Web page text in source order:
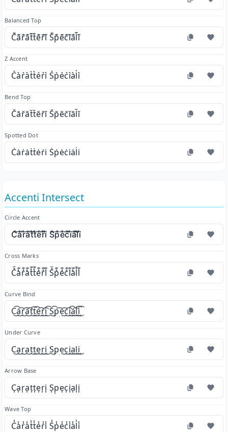
Balanced Top
C͊a͊r͊a͊t͊t͊e͊r͊i͊ S͊p͊e͊c͊i͊a͊l͊i͊
Z Accent
C͛a͛r͛a͛t͛t͛e͛r͛i͛ S͛p͛e͛c͛i͛a͛l͛i͛
Bend Top
C̆ăr̆ăt̆t̆ĕr̆ĭ S̆p̆ĕc̆ĭăl̆ĭ
Spotted Dot
Ċȧṙȧṫṫėṙi̇ Ṡṗėċi̇ȧl̇i̇
Accenti Intersect
Circle Accent
C̊⃛å⃛r̊⃛å⃛t̊⃛t̊⃛e̊⃛r̊⃛i̊⃛ S̊⃛p̊⃛e̊⃛c̊⃛i̊⃛å⃛l̊⃛i̊⃛
Cross Marks
C̽͊a̽͊r̽͊a̽͊t̽͊t̽͊e̽͊r̽͊i̽͊ S̽͊p̽͊e̽͊c̽͊i̽͊a̽͊l̽͊i̽͊
Curve Bind
C͜͡a͜͡r͜͡a͜͡t͜͡t͜͡e͜͡r͜͡i͜͡ S͜͡p͜͡e͜͡c͜͡i͜͡a͜͡l͜͡i͜͡
Under Curve
C͜a͜r͜a͜t͜t͜e͜r͜i͜ S͜p͜e͜c͜i͜a͜l͜i͜
Arrow Base
C͎a͎r͎a͎t͎t͎e͎r͎i͎ S͎p͎e͎c͎i͎a͎l͎i͎
Wave Top
C̾a̾r̾a̾t̾t̾e̾r̾i̾ S̾p̾e̾c̾i̾a̾l̾i̾